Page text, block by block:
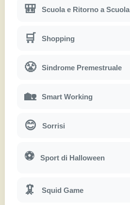
🎒 Scuola e Ritorno a Scuola
🛒 Shopping
😤 Sindrome Premestruale
🏡 Smart Working
😊 Sorrisi
⚽ Sport di Halloween
🦑 Squid Game